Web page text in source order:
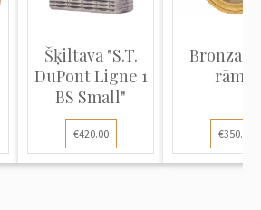
Šķiltava "S.T.
DuPont Ligne 1
BS Small"
€420.00
Bronzas
rāmis
€350.00